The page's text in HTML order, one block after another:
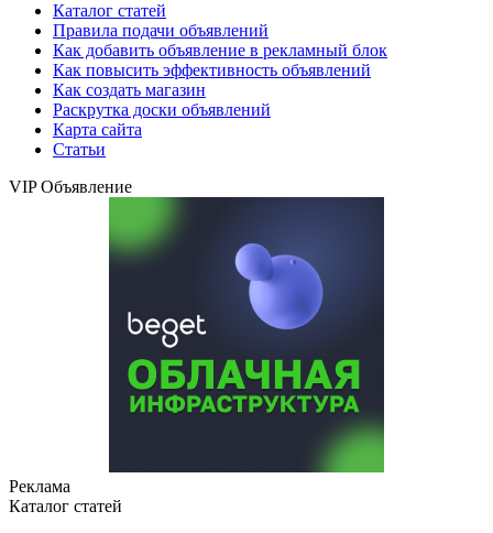
Каталог статей
Правила подачи объявлений
Как добавить объявление в рекламный блок
Как повысить эффективность объявлений
Как создать магазин
Раскрутка доски объявлений
Карта сайта
Статьи
VIP Объявление
Реклама
Каталог статей